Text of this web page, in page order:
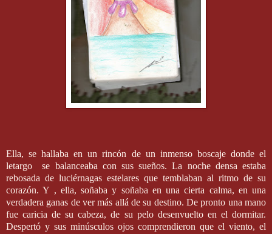
Ella, se hallaba en un rincón de un inmenso boscaje donde el
letargo
se balanceaba con sus sueños. La noche densa estaba
rebosada de luciérnagas estelares que temblaban al ritmo de su
corazón. Y , ella, soñaba y soñaba en una cierta calma, en una
verdadera ganas de ver más allá de su destino. De pronto una mano
fue caricia de su cabeza, de su pelo desenvuelto en el dormitar.
Despertó y sus minúsculos ojos comprendieron que el viento, el